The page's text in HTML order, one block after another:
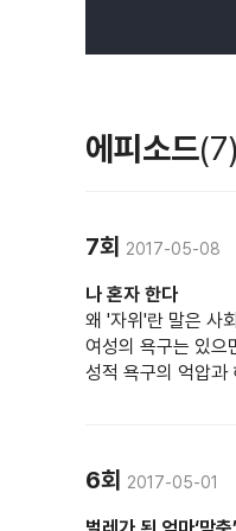
에피소드(7)
7회 2017-05-08
나 혼자 한다
왜 '자위'란 말은 사
여성의 욕구는 있으
성적 욕구의 억압과
6회 2017-05-01